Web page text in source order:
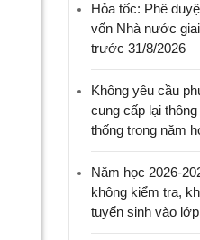
Hỏa tốc: Phê
vốn Nhà nước
trước 31/8/2026
Không yêu cầu
cung cấp lại
thống trong năm
Năm học 2026-
không kiểm tra,
tuyển sinh vào